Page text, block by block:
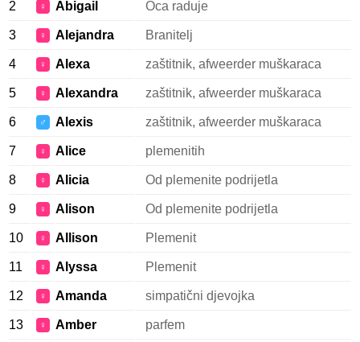
2 ♀ Abigail Oca raduje
3 ♀ Alejandra Branitelj
4 ♀ Alexa zaštitnik, afweerder muškaraca
5 ♀ Alexandra zaštitnik, afweerder muškaraca
6 ♂ Alexis zaštitnik, afweerder muškaraca
7 ♀ Alice plemenitih
8 ♀ Alicia Od plemenite podrijetla
9 ♀ Alison Od plemenite podrijetla
10 ♀ Allison Plemenit
11 ♀ Alyssa Plemenit
12 ♀ Amanda simpatični djevojka
13 ♀ Amber parfem